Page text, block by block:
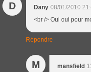
D Dany 08/01/2010
<br /> Oui oui pour
Répondre
M mansfield